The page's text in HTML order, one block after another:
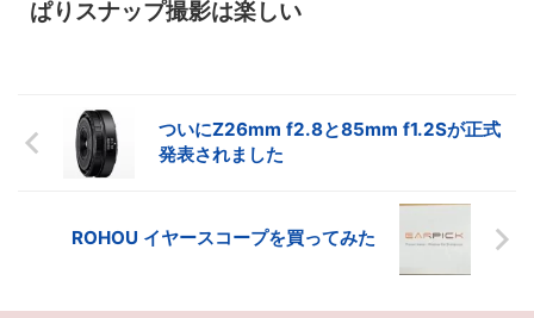
ぱりスナップ撮影は楽しい
ついにZ26mm f2.8と85mm f1.2Sが正式
発表されました
ROHOU イヤースコープを買ってみた